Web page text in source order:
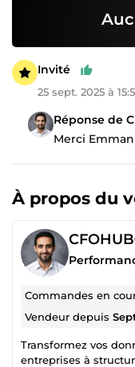
Invité
25 sept. 2025 à
Réponse de
Merci
À propos du
CFOHUB
Commandes en
Vendeur depuis
Transformez vos
entreprises à